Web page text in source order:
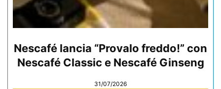
Nescafé lancia “Provalo freddo!” con
Nescafé Classic e Nescafé Ginseng
31/07/2026